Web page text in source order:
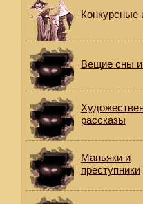
Конкурсные
Вещие сны
рассказы
Маньяки и
преступники